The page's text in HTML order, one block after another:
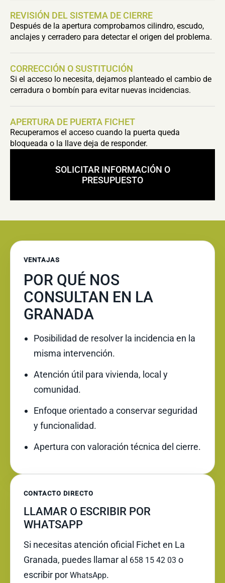
REVISIÓN DEL SISTEMA DE CIERRE
Después de la apertura comprobamos cilindro, escudo,
anclajes y cerradero para detectar el origen del problema.
CORRECCIÓN O SUSTITUCIÓN
Si el acceso lo necesita, dejamos planteado el cambio de
cerradura o bombín para evitar nuevas incidencias.
APERTURA DE PUERTA FICHET
Recuperamos el acceso cuando la puerta queda
bloqueada o la llave deja de responder.
SOLICITAR INFORMACIÓN O
PRESUPUESTO
VENTAJAS
POR QUÉ NOS
CONSULTAN EN LA
GRANADA
Posibilidad de resolver la incidencia en la
misma intervención.
Atención útil para vivienda, local y
comunidad.
Enfoque orientado a conservar seguridad
y funcionalidad.
Apertura con valoración técnica del cierre.
CONTACTO DIRECTO
LLAMAR O ESCRIBIR POR
WHATSAPP
Si necesitas atención oficial Fichet en La
Granada, puedes llamar al 658 15 42 03 o
escribir por WhatsApp.